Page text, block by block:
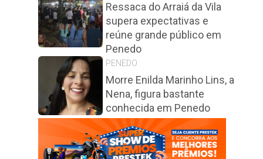
Ressaca do Arraiá da Vila
supera expectativas e
reúne grande público em
Penedo
PENEDO
Morre Enilda Marinho Lins, a
Nena, figura bastante
conhecida em Penedo